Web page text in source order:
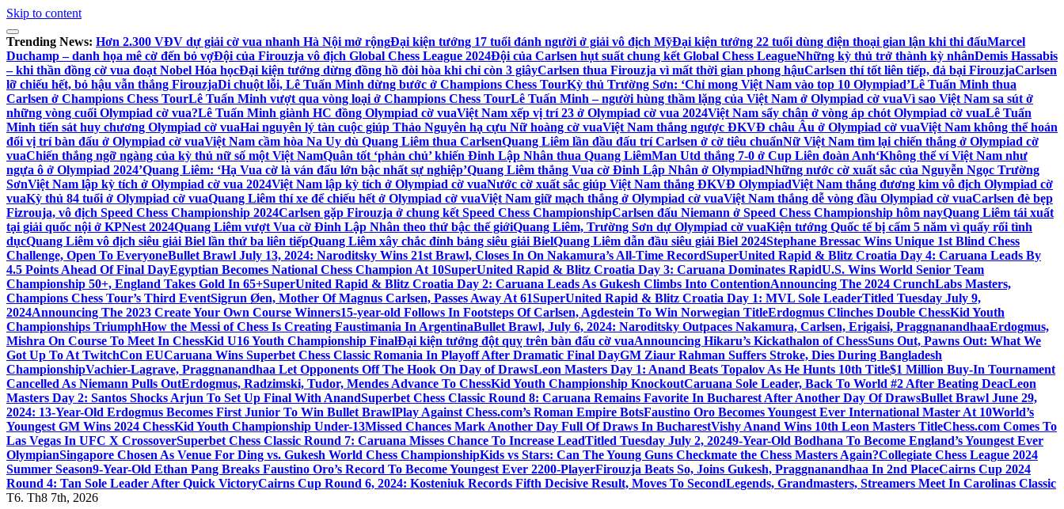
Skip to content
Trending News: Hơn 2.300 VĐV dự giải cờ vua nhanh Hà Nội mở rộngĐại kiện tướng 17 tuổi đánh người ở giải vô địch MỹĐại kiện tướng 22 tuổi dùng điện thoại gian lận khi thi đấuMarcel
Duchamp – danh họa mê cờ đến bỏ vợĐội của Firouzja vô địch Global Chess League 2024Đội của Carlsen hụt suất chung kết Global Chess LeagueNhững kỳ thủ trở thành kỳ nhânDemis Hassabis
– khi thần đồng cờ vua đoạt Nobel Hóa họcĐại kiện tướng dừng đồng hồ đòi hòa khi chỉ còn 3 giâyCarlsen thua Firouzja vì mất thời gian phong hậuCarlsen thí tốt liên tiếp, đả bại FirouzjaCarlsen
lỡ chiếu hết, bỏ hậu vẫn thắng FirouzjaDi chuột lỗi, Lê Tuấn Minh dừng bước ở Champions Chess TourKỳ thủ Trường Sơn: ‘Chỉ mong Việt Nam vào top 10 Olympiad’Lê Tuấn Minh thua
Carlsen ở Champions Chess TourLê Tuấn Minh vượt qua vòng loại ở Champions Chess TourLê Tuấn Minh – người hùng thầm lặng của Việt Nam ở Olympiad cờ vuaVì sao Việt Nam sa sút ở
những vòng cuối Olympiad cờ vua?Lê Tuấn Minh giành HC đồng Olympiad cờ vuaViệt Nam xếp vị trí 23 ở Olympiad cờ vua 2024Việt Nam sẩy chân ở vòng áp chót Olympiad cờ vuaLê Tuấn
Minh tiến sát huy chương Olympiad cờ vuaHai nguyên lý tàn cuộc giúp Thảo Nguyên hạ cựu Nữ hoàng cờ vuaViệt Nam thắng ngược ĐKVĐ châu Âu ở Olympiad cờ vuaViệt Nam không thể hoán
đổi vị trí bàn đấu ở Olympiad cờ vuaViệt Nam cầm hòa Na Uy dù Quang Liêm thua CarlsenQuang Liêm lần đầu đấu trí Carlsen ở cờ tiêu chuẩnNữ Việt Nam tìm lại chiến thắng ở Olympiad cờ
vuaChiến thắng ngỡ ngàng của kỳ thủ nữ số một Việt NamQuân tốt ‘phản chủ’ khiến Đinh Lập Nhân thua Quang LiêmMan Utd thắng 7-0 ở Cup Liên đoàn Anh‘Không thể ví Việt Nam như
ngựa ô ở Olympiad 2024’Quang Liêm: ‘Hạ Vua cờ là ván đấu lớn bậc nhất sự nghiệp’Quang Liêm thắng Vua cờ Đinh Lập Nhân ở OlympiadNhững nước cờ xuất sắc của Nguyễn Ngọc Trường
SơnViệt Nam lập kỳ tích ở Olympiad cờ vua 2024Việt Nam lập kỳ tích ở Olympiad cờ vuaNước cờ xuất sắc giúp Việt Nam thắng ĐKVĐ OlympiadViệt Nam thắng đương kim vô địch Olympiad cờ
vuaKỳ thủ 84 tuổi ở Olympiad cờ vuaQuang Liêm thí xe để chiếu hết ở Olympiad cờ vuaViệt Nam giữ mạch thắng ở Olympiad cờ vuaViệt Nam thắng dễ vòng đầu Olympiad cờ vuaCarlsen đè bẹp
Fizrouja, vô địch Speed Chess Championship 2024Carlsen gặp Firouzja ở chung kết Speed Chess ChampionshipCarlsen đấu Niemann ở Speed Chess Championship hôm nayQuang Liêm tái xuất
tại giải quốc nội ở KPNest 2024Quang Liêm vượt Vua cờ Đinh Lập Nhân theo thứ bậc thế giớiQuang Liêm, Trường Sơn dự Olympiad cờ vuaKiện tướng Quốc tế bị cấm 5 năm vì quấy rối tình
dụcQuang Liêm vô địch siêu giải Biel lần thứ ba liên tiếpQuang Liêm xây chắc đỉnh bảng siêu giải BielQuang Liêm dẫn đầu siêu giải Biel 2024Stephane Bressac Wins Unique 1st Blind Chess
Challenge, Open To EveryoneBullet Brawl July 13, 2024: Naroditsky Wins 21st Brawl, Closes In On Nakamura’s All-Time RecordSuperUnited Rapid & Blitz Croatia Day 4: Caruana Leads By
4.5 Points Ahead Of Final DayEgyptian Becomes National Chess Champion At 10SuperUnited Rapid & Blitz Croatia Day 3: Caruana Dominates RapidU.S. Wins World Senior Team
Championship 50+, England Takes Gold In 65+SuperUnited Rapid & Blitz Croatia Day 2: Caruana Leads As Gukesh Climbs Into ContentionAnnouncing The 2024 CrunchLabs Masters,
Champions Chess Tour’s Third EventSigrun Øen, Mother Of Magnus Carlsen, Passes Away At 61SuperUnited Rapid & Blitz Croatia Day 1: MVL Sole LeaderTitled Tuesday July 9,
2024Announcing The 2023 Create Your Own Course Winners15-year-old Follows In Footsteps Of Carlsen, Agdestein To Win Norwegian TitleErdogmus Clinches Double ChessKid Youth
Championships TriumphHow the Messi of Chess Is Creating Faustimania In ArgentinaBullet Brawl, July 6, 2024: Naroditsky Outpaces Nakamura, Carlsen, Erigaisi, PraggnanandhaaErdogmus,
Mishra On Course To Meet In ChessKid U16 Youth Championship FinalĐại kiện tướng đột quỵ trên bàn đấu cờ vuaAnnouncing Hikaru’s Kickathalon of ChessSuns Out, Pawns Out: What We
Got Up To At TwitchCon EUCaruana Wins Superbet Chess Classic Romania In Playoff After Dramatic Final DayGM Ziaur Rahman Suffers Stroke, Dies During Bangladesh
ChampionshipVachier-Lagrave, Praggnanandhaa Let Opponents Off The Hook On Day of DrawsLeon Masters Day 1: Anand Beats Topalov As He Hunts 10th Title$1 Million Buy-In Tournament
Cancelled As Niemann Pulls OutErdogmus, Radzimski, Tudor, Mendes Advance To ChessKid Youth Championship KnockoutCaruana Sole Leader, Back To World #2 After Beating DeacLeon
Masters Day 2: Santos Shocks Arjun To Set Up Final With AnandSuperbet Chess Classic Round 8: Caruana Remains Favorite In Bucharest After Another Day Of DrawsBullet Brawl June 29,
2024: 13-Year-Old Erdogmus Becomes First Junior To Win Bullet BrawlPlay Against Chess.com’s Roman Empire BotsFaustino Oro Becomes Youngest Ever International Master At 10World’s
Youngest GM Wins 2024 ChessKid Youth Championship Under-13Missed Chances Mark Another Day Full Of Draws In BucharestVishy Anand Wins 10th Leon Masters TitleChess.com Comes To
Las Vegas In UFC X CrossoverSuperbet Chess Classic Round 7: Caruana Misses Chance To Increase LeadTitled Tuesday July 2, 20249-Year-Old Bodhana To Become England’s Youngest Ever
OlympianSingapore Chosen As Venue For Ding vs. Gukesh World Chess ChampionshipKids vs Stars: Can The Young Guns Checkmate the Chess Masters Again?Collegiate Chess League 2024
Summer Season9-Year-Old Ethan Pang Breaks Faustino Oro’s Record To Become Youngest Ever 2200-PlayerFirouzja Beats So, Joins Gukesh, Praggnanandhaa In 2nd PlaceCairns Cup 2024
Round 4: Tan Sole Leader After Quick VictoryCairns Cup Round 6, 2024: Kosteniuk Records Fifth Decisive Result, Moves To SecondLegends, Grandmasters, Streamers Meet In Carolinas Classic
T6. Th8 7th, 2026